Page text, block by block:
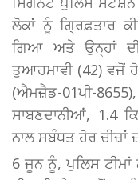
ਲੋਕਾਂ ਨੂੰ ਗ੍ਰਿਫ਼ਤਾਰ
ਗਿਆ ਅਤੇ ਉਨ੍ਹਾਂ
ਤੁਆਹਮਾਵੀ (42) ਵਜੋਂ
(ਐਮਜ਼ੈਡ-01ਪੀ-
ਸਾਬਣਦਾਨੀਆਂ, 1.4
ਨਾਲ ਸਬੰਧਤ ਹੋਰ
6 ਜੂਨ ਨੂੰ, ਪੁਲਿਸ